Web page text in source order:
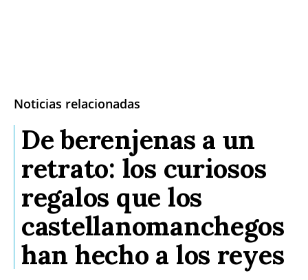
Noticias relacionadas
De berenjenas a un
retrato: los curiosos
regalos que los
castellanomanchegos
han hecho a los reyes